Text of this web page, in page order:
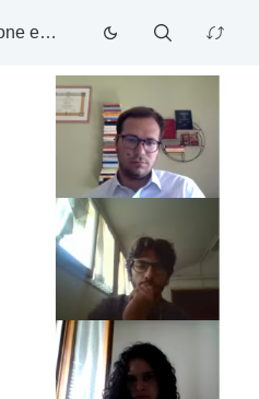
Aula formazione e Ricerca Opss Lab! Scienze Politiche